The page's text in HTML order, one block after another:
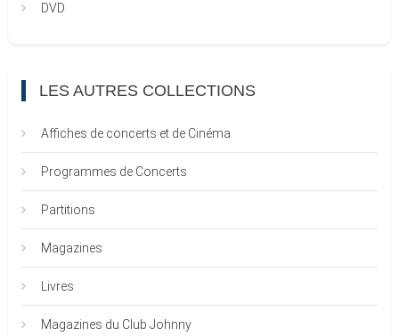
DVD
LES AUTRES COLLECTIONS
Affiches de concerts et de Cinéma
Programmes de Concerts
Partitions
Magazines
Livres
Magazines du Club Johnny